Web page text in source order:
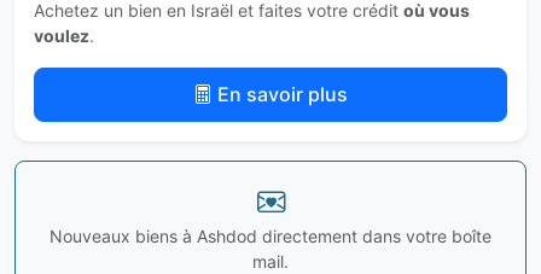
Achetez un bien en Israël et faites votre crédit où vous
voulez.
En savoir plus
Nouveaux biens à Ashdod directement dans votre boîte
mail.